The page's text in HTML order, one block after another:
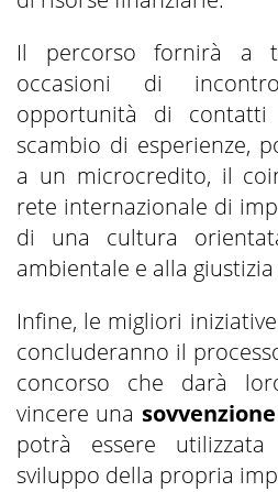
Il percorso fornirà a
occasioni di
opportunità di
scambio di esperienze,
a un microcredito, il
rete internazionale di
di una cultura
ambientale e alla giustizia
Infine, le migliori
concluderanno il
concorso che darà
vincere una
potrà essere
sviluppo della propria